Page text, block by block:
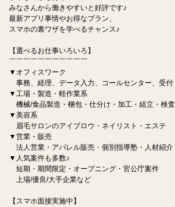
みなさんから働きやすいと好評です♪
最新アプリ事情やお得なプラン、
スマホの裏ワザを学べるチャンス♪
【選べるお仕事いろいろ】
￣￣￣￣￣￣￣￣￣￣￣
▼オフィスワーク
事務、経理、データ入力、コールセンター、受付
▼工場・製造・軽作業系
機械/食品製造・梱包・仕分け・加工・組立・検査
▼美容系
眉毛サロンのアイブロウ・ネイリスト・エステ
▼営業・販売
法人営業・アパレル販売・個別指導塾・人材紹介
▼人気案件も多数♪
短期・期間限定・オープニング・官公庁案件
上場/優良/大手企業など
【スマホ面接実施中】